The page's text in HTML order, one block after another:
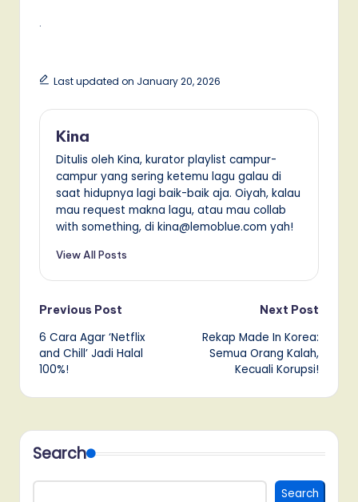
.
Last updated on January 20, 2026
Kina
Ditulis oleh Kina, kurator playlist campur-
campur yang sering ketemu lagu galau di
saat hidupnya lagi baik-baik aja. Oiyah, kalau
mau request makna lagu, atau mau collab
with something, di kina@lemoblue.com yah!
View All Posts
Post
navigation
Previous Post
6 Cara Agar ‘Netflix
and Chill’ Jadi Halal
100%!
Next Post
Rekap Made In Korea:
Semua Orang Kalah,
Kecuali Korupsi!
Search
Search